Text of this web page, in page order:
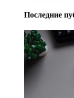
Последние